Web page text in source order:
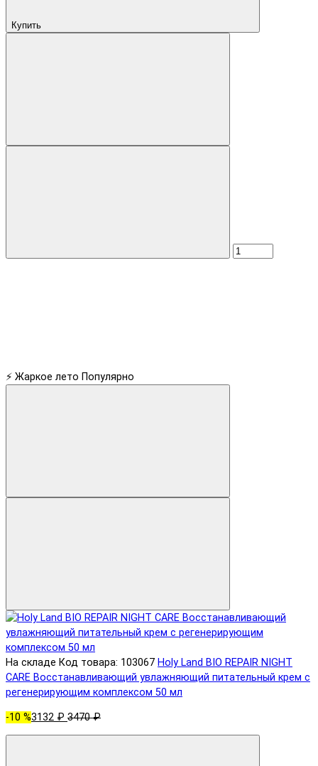
Купить
⚡ Жаркое лето Популярно
На складе Код товара: 103067 Holy Land BIO REPAIR NIGHT
CARE Восстанавливающий увлажняющий питательный крем с
регенерирующим комплексом 50 мл
-10 %3132 ₽ 3470 ₽